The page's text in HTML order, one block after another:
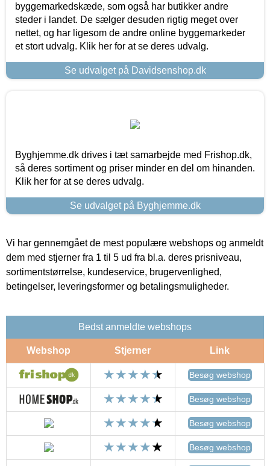
byggemarkedskæde, som også har butikker andre
steder i landet. De sælger desuden rigtig meget over
nettet, og har ligesom de andre online byggemarkeder
et stort udvalg. Klik her for at se deres udvalg.
Se udvalget på Davidsenshop.dk
Byghjemme.dk drives i tæt samarbejde med Frishop.dk,
så deres sortiment og priser minder en del om hinanden.
Klik her for at se deres udvalg.
Se udvalget på Byghjemme.dk
Vi har gennemgået de mest populære webshops og anmeldt
dem med stjerner fra 1 til 5 ud fra bl.a. deres prisniveau,
sortimentstørrelse, kundeservice, brugervenlighed,
betingelser, leveringsformer og betalingsmuligheder.
Bedst anmeldte webshops
Webshop Stjerner Link
Besøg webshop
Besøg webshop
Besøg webshop
Besøg webshop